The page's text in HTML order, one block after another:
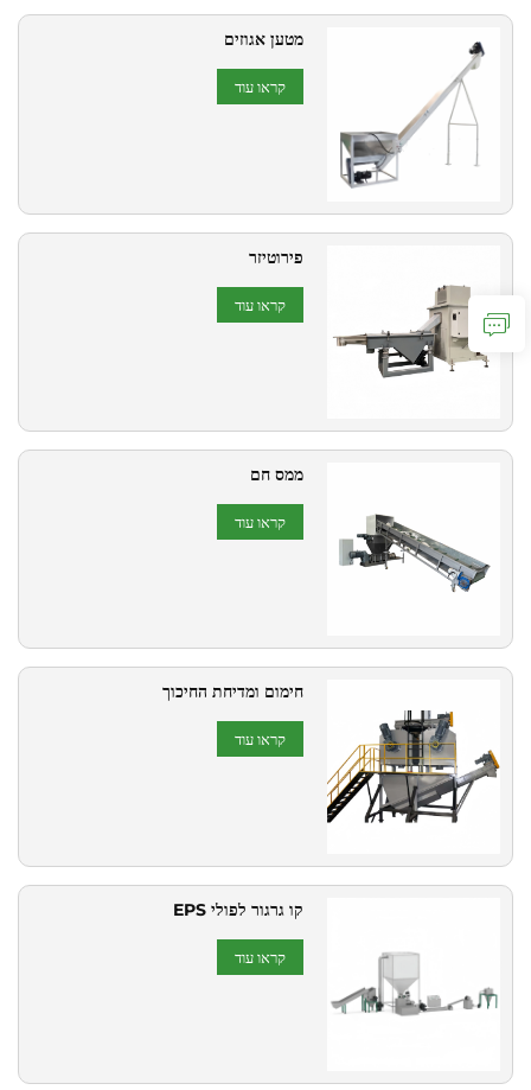
מטען אגוזים
קראו עוד
פירוטיזר
קראו עוד
ממס חם
קראו עוד
חימום ומדיחת החיכוך
קראו עוד
קו גרגור לפולי EPS
קראו עוד